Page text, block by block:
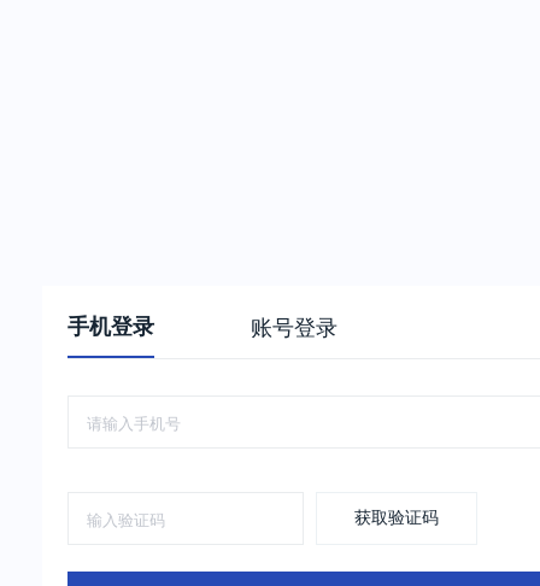
手机登录 账号登录
获取验证码